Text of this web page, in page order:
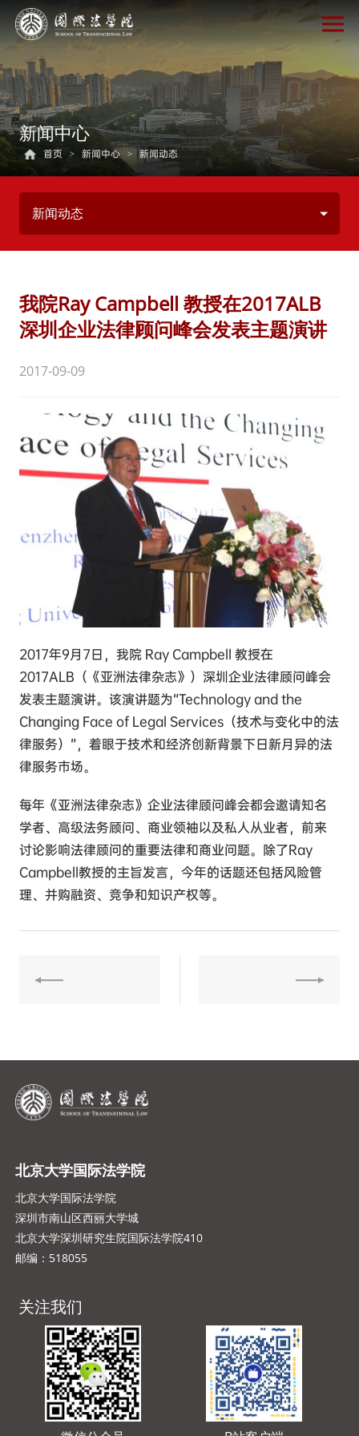
新闻中心
首页 > 新闻中心 > 新闻动态
新闻动态
我院Ray Campbell 教授在2017ALB
深圳企业法律顾问峰会发表主题演讲
2017-09-09
2017年9月7日，我院 Ray Campbell 教授在
2017ALB（《亚洲法律杂志》）深圳企业法律顾问峰会
发表主题演讲。该演讲题为“Technology and the
Changing Face of Legal Services（技术与变化中的法
律服务）”，着眼于技术和经济创新背景下日新月异的法
律服务市场。
每年《亚洲法律杂志》企业法律顾问峰会都会邀请知名
学者、高级法务顾问、商业领袖以及私人从业者，前来
讨论影响法律顾问的重要法律和商业问题。除了Ray
Campbell教授的主旨发言，今年的话题还包括风险管
理、并购融资、竞争和知识产权等。
北京大学国际法学院
北京大学国际法学院
深圳市南山区西丽大学城
北京大学深圳研究生院国际法学院410
邮编：518055
关注我们